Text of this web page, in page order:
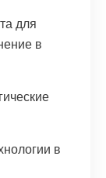
для
в
в